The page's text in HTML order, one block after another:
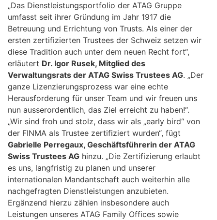
„Das Dienstleistungsportfolio der ATAG Gruppe
umfasst seit ihrer Gründung im Jahr 1917 die
Betreuung und Errichtung von Trusts. Als einer der
ersten zertifizierten Trustees der Schweiz setzen wir
diese Tradition auch unter dem neuen Recht fort“,
erläutert Dr. Igor Rusek, Mitglied des
Verwaltungsrats der ATAG Swiss Trustees AG. „Der
ganze Lizenzierungsprozess war eine echte
Herausforderung für unser Team und wir freuen uns
nun ausserordentlich, das Ziel erreicht zu haben!“.
„Wir sind froh und stolz, dass wir als „early bird“ von
der FINMA als Trustee zertifiziert wurden“, fügt
Gabrielle Perregaux, Geschäftsführerin der ATAG
Swiss Trustees AG hinzu. „Die Zertifizierung erlaubt
es uns, langfristig zu planen und unserer
internationalen Mandantschaft auch weiterhin alle
nachgefragten Dienstleistungen anzubieten.
Ergänzend hierzu zählen insbesondere auch
Leistungen unseres ATAG Family Offices sowie